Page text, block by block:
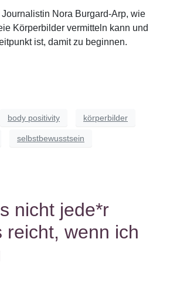
Nora Burgard-Arp, wie
Körperbilder vermitteln kann und
ist, damit zu beginnen.
body positivity körperbilder
selbstbewusstsein
nicht jede*r
reicht, wenn ich